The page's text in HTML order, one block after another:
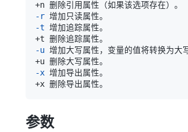
-r
-t
-u
-x
参数